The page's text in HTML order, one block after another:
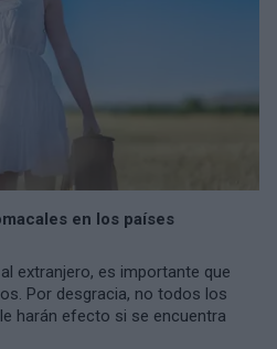
en los países
extranjero, es importante que
Por desgracia, no todos los
harán efecto si se encuentra